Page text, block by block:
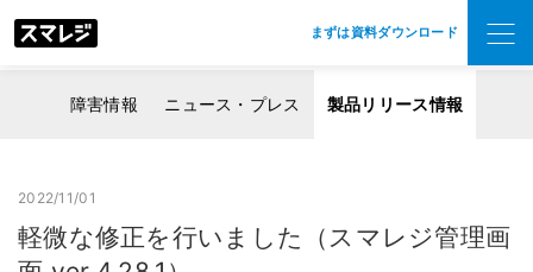
まずは資料ダウンロード
障害情報 ニュース・プレス 製品リリース情報
2022/11/01
軽微な修正を行いました（スマレジ管理画